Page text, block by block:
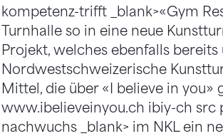
kompetenz-trifft _blank>«Gym
Turnhalle so in eine neue
Projekt, welches ebenfalls
Nordwestschweizerische
Mittel, die über «I believe in
www.ibelieveinyou.ch ibiy-ch
nachwuchs _blank> im NKL ein